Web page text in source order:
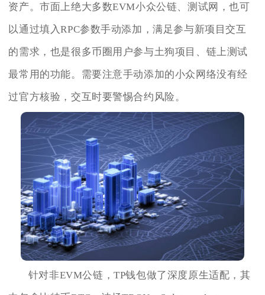
资产。市面上绝大多数EVM小众公链、测试网，也可
以通过填入RPC参数手动添加，满足参与新项目交互
的需求，也是很多币圈用户参与土狗项目、链上测试
最常用的功能。需要注意手动添加的小众网络没有经
过官方核验，交互时要警惕合约风险。
针对非EVM公链，TP钱包做了深度原生适配，其